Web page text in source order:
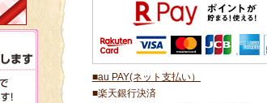
■au PAY(ネット支払い）
■楽天銀行決済